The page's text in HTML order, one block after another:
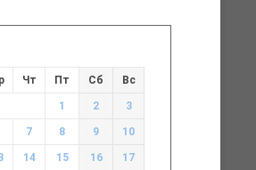
Чт Пт Сб Вс
1 2 3
7 8 9 10
14 15 16 17